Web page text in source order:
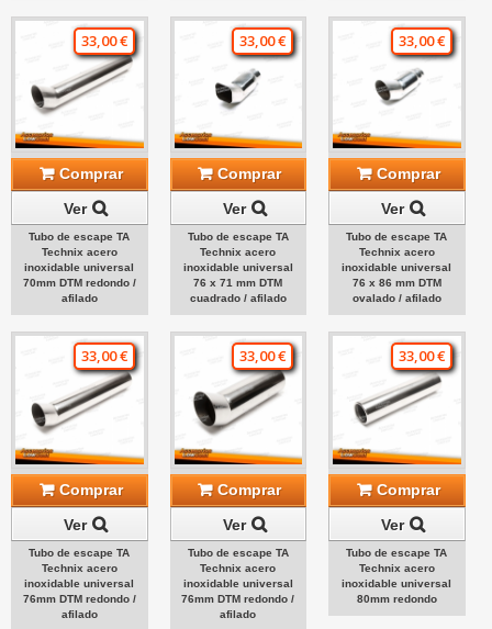
33,00 €
Comprar
Ver
Tubo de escape TA
Technix acero
inoxidable universal
70mm DTM redondo /
afilado
33,00 €
Comprar
Ver
Tubo de escape TA
Technix acero
inoxidable universal
76 x 71 mm DTM
cuadrado / afilado
33,00 €
Comprar
Ver
Tubo de escape TA
Technix acero
inoxidable universal
76 x 86 mm DTM
ovalado / afilado
33,00 €
Comprar
Ver
Tubo de escape TA
Technix acero
inoxidable universal
76mm DTM redondo /
afilado
33,00 €
Comprar
Ver
Tubo de escape TA
Technix acero
inoxidable universal
76mm DTM redondo /
afilado
33,00 €
Comprar
Ver
Tubo de escape TA
Technix acero
inoxidable universal
80mm redondo